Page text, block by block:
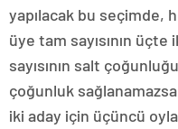
yapılacak bu seçimde,
üye tam sayısının
sayısının salt
çoğunluk
iki aday için üçüncü